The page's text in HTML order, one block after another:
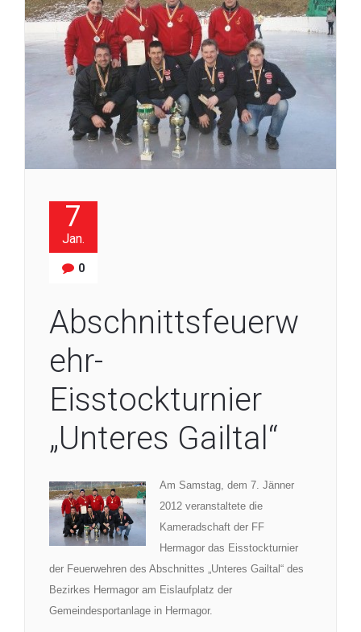
7
Jan.
0
Abschnittsfeuerw
ehr-
Eisstockturnier
„Unteres Gailtal“
Am Samstag, dem 7. Jänner
2012 veranstaltete die
Kameradschaft der FF
Hermagor das Eisstockturnier
der Feuerwehren des Abschnittes „Unteres Gailtal“ des
Bezirkes Hermagor am Eislaufplatz der
Gemeindesportanlage in Hermagor.